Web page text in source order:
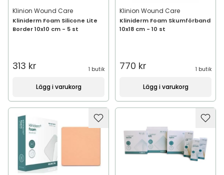
Klinion Wound Care
Kliniderm Foam Silicone Lite
Border 10x10 cm - 5 st
313 kr 1 butik
Lägg i varukorg
Klinion Wound Care
Kliniderm Foam Skumförband
10x18 cm - 10 st
770 kr 1 butik
Lägg i varukorg